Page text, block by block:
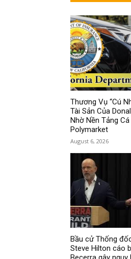
Thương Vụ “Cú
Tài Sản Của
Nhờ Nền Tảng
Polymarket
August 6, 2026
Bầu cử Thống
Steve Hilton cáo